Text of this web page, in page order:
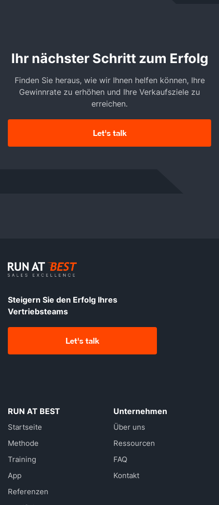
Ihr nächster Schritt zum Erfolg
Finden Sie heraus, wie wir Ihnen helfen können, Ihre
Gewinnrate zu erhöhen und Ihre Verkaufsziele zu
erreichen.
Let's talk
Steigern Sie den Erfolg Ihres
Vertriebsteams
Let's talk
RUN AT BEST
Startseite
Methode
Training
App
Referenzen
Unternehmen
Über uns
Ressourcen
FAQ
Kontakt